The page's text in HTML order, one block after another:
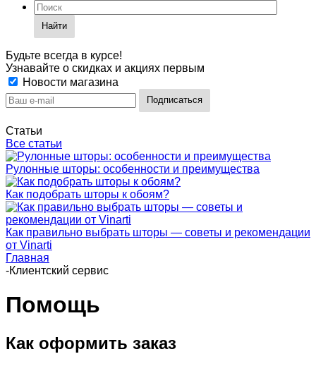
Найти
Будьте всегда в курсе!
Узнавайте о скидках и акциях первым
Новости магазина
Статьи
Все статьи
Рулонные шторы: особенности и преимущества
Как подобрать шторы к обоям?
Как правильно выбрать шторы — советы и рекомендации
от Vinarti
Главная
-Клиентский сервис
Помощь
Как оформить заказ